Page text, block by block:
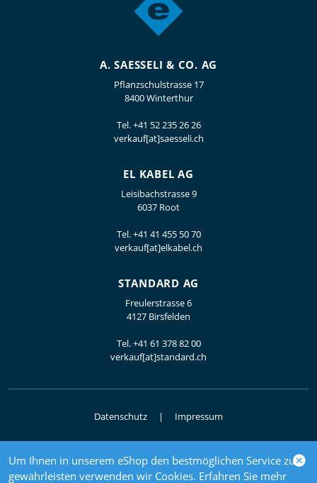
Um Ihnen in unserem eShop den bestmöglichen Service zu
gewährleisten verwenden wir Cookies. Erfahren Sie mehr
A. SAESSELI & CO. AG
Pflanzschulstrasse 17
8400 Winterthur
Tel.+41 52 235 26 26
verkauf[at]saesseli.ch
EL KABEL AG
Leisibachstrasse 9
6037 Root
Tel.+41 41 455 50 70
verkauf[at]elkabel.ch
STANDARD AG
Freulerstrasse 6
4127 Birsfelden
Tel.+41 61 378 82 00
verkauf[at]standard.ch
Datenschutz Impressum
© 2026 Elektrogrosshandel